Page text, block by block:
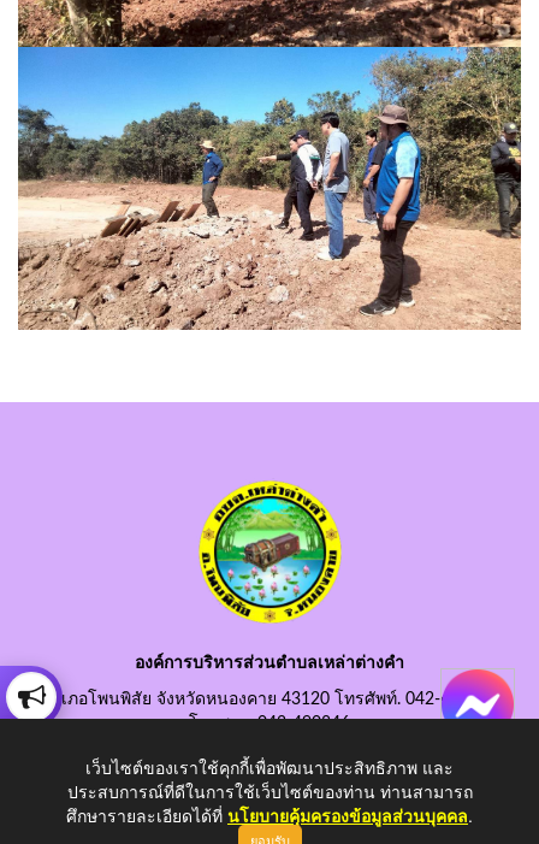
องค์การบริหารส่วนตำบลเหล่าต่างคำ
อำเภอโพนพิสัย จังหวัดหนองคาย 43120 โทรศัพท์. 042-490845
โทรสาร. 042-490846
อีเมลกลาง. saraban@laotangkham.go.th
เว็บไซต์ของเราใช้คุกกี้เพื่อพัฒนาประสิทธิภาพ และ
ประสบการณ์ที่ดีในการใช้เว็บไซต์ของท่าน ท่านสามารถ
ศึกษารายละเอียดได้ที่ นโยบายคุ้มครองข้อมูลส่วนบุคคล.